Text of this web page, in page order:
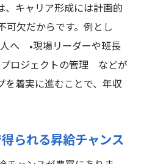
、キャリア形成には計画的
可欠だからです。例とし
へ •現場リーダーや班長
ロジェクトの管理 などが
を着実に進むことで、年収
られる昇給チャンス